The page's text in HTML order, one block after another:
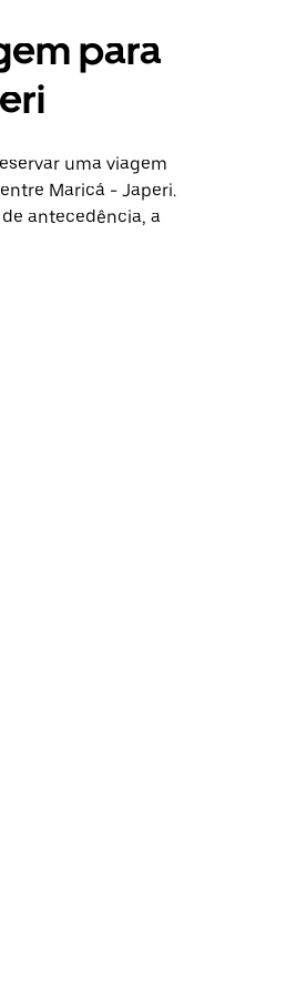
para
uma viagem
Maricá - Japeri.
antecedência, a